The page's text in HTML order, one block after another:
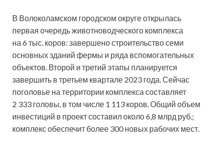
В Волоколамском городском округе открылась
первая очередь животноводческого комплекса
на 6 тыс. коров: завершено строительство семи
основных зданий фермы и ряда вспомогательных
объектов. Второй и третий этапы планируется
завершить в третьем квартале 2023 года. Сейчас
поголовье на территории комплекса составляет
2 333 головы, в том числе 1 113 коров. Общий объем
инвестиций в проект составил около 6,8 млрд руб.;
комплекс обеспечит более 300 новых рабочих мест.